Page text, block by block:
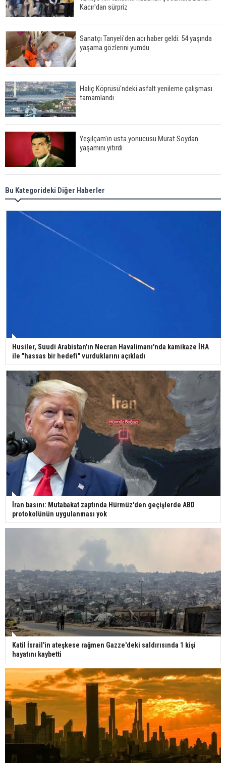
Kacır'dan sürpriz
Sanatçı Tanyeli'den acı haber geldi: 54 yaşında
yaşama gözlerini yumdu
Haliç Köprüsü'ndeki asfalt yenileme çalışması
tamamlandı
Yeşilçam'ın usta yonucusu Murat Soydan
yaşamını yitirdi
Meral Akşener ile Müsavat Dervişoğlu cenazede
görüntülendi
Bilim kurgu gerçekleşiyor... Dondurulmuş
Ünlü türkücü Mahmut Tuncer estetik operasyon
geçirdi: Son hali gündem oldu
Yerli turist 229,7 milyar lira seyahat harcaması
yaptı
Gazze'deki Sağlık Bakanlığı duyurdu: Vahşetin
pençesinde 2 salgın vaka tespit edildi
Bu Kategorideki Diğer Haberler
Husiler, Suudi Arabistan'ın Necran Havalimanı'nda kamikaze İHA
ile "hassas bir hedefi" vurduklarını açıkladı
İran basını: Mutabakat zaptında Hürmüz'den geçişlerde ABD
protokolünün uygulanması yok
Katil İsrail'in ateşkese rağmen Gazze'deki saldırısında 1 kişi
hayatını kaybetti